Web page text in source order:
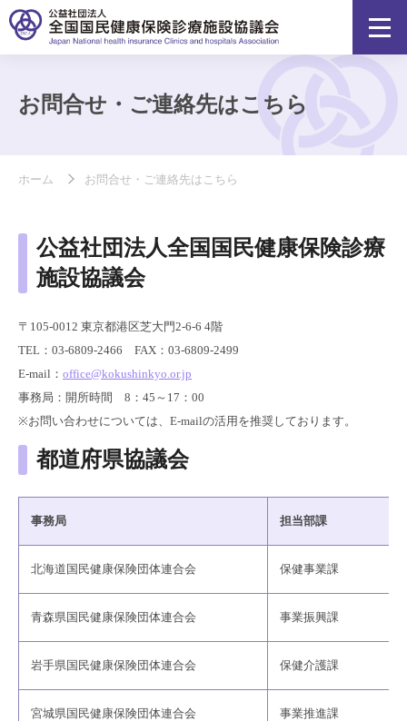
お問合せ・ご連絡先はこちら
ホーム お問合せ・ご連絡先はこちら
公益社団法人全国国民健康保険診療
施設協議会
〒105-0012 東京都港区芝大門2-6-6 4階
TEL：03-6809-2466 FAX：03-6809-2499
E-mail： office@kokushinkyo.or.jp
事務局：開所時間 8：45～17：00
※お問い合わせについては、E-mailの活用を推奨しております。
都道府県協議会
事務局 担当部課
北海道国民健康保険団体連合会 保健事業課
青森県国民健康保険団体連合会 事業振興課
岩手県国民健康保険団体連合会 保健介護課
宮城県国民健康保険団体連合会 事業推進課